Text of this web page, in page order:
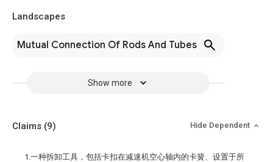
Landscapes
Mutual Connection Of Rods And Tubes
Show more
Claims (9) Hide Dependent
1.一种拆卸工具，包括卡扣在减速机空心轴内的卡簧、设置于所